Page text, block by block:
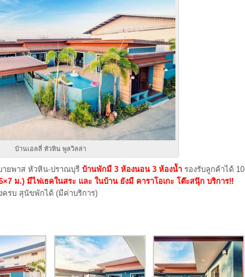
บ้านเอลลี่ หัวหิน พูลวิลล่า
ายพาส หัวหิน-ปราณบุรี บ้านพักมี 3 ห้องนอน 3 ห้องน้ำ รองรับลูกค้าได้ 10
ม.) มีไฟเธคในสระ และ ในบ้าน ยังมี คาราโอเกะ โต๊ะสนุ๊ก บริการ!!
ครบ สุนัขพักได้ (มีค่าบริการ)